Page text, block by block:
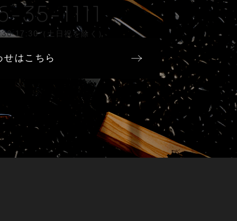
35-1111
17:30（土日祝を除く）
せはこちら